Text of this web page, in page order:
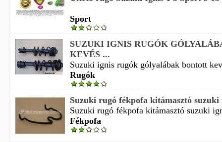
Sport
SUZUKI IGNIS RUGÓK
KEVÉS ...
Suzuki ignis rugók gólyalábak bontott
Rugók
Suzuki rugó fékpofa kitámasztó
Suzuki rugó fékpofa kitámasztó suzuki
Fékpofa